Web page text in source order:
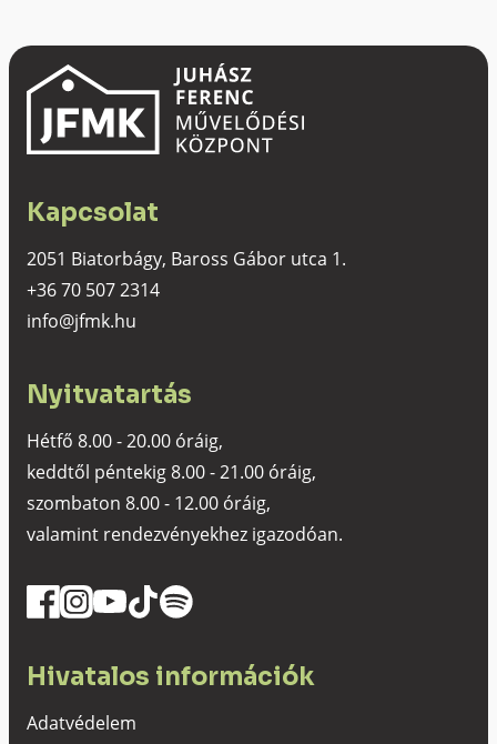
Kapcsolat
2051 Biatorbágy, Baross Gábor utca 1.
+36 70 507 2314
info@jfmk.hu
Nyitvatartás
Hétfő 8.00 - 20.00 óráig,
keddtől péntekig 8.00 - 21.00 óráig,
szombaton 8.00 - 12.00 óráig,
valamint rendezvényekhez igazodóan.
Hivatalos információk
Adatvédelem